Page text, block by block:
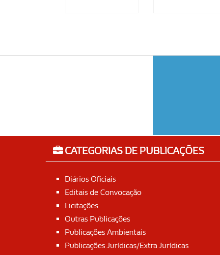
CATEGORIAS DE PUBLICAÇÕES
Diários Oficiais
Editais de Convocação
Licitações
Outras Publicações
Publicações Ambientais
Publicações Jurídicas/Extra Jurídicas